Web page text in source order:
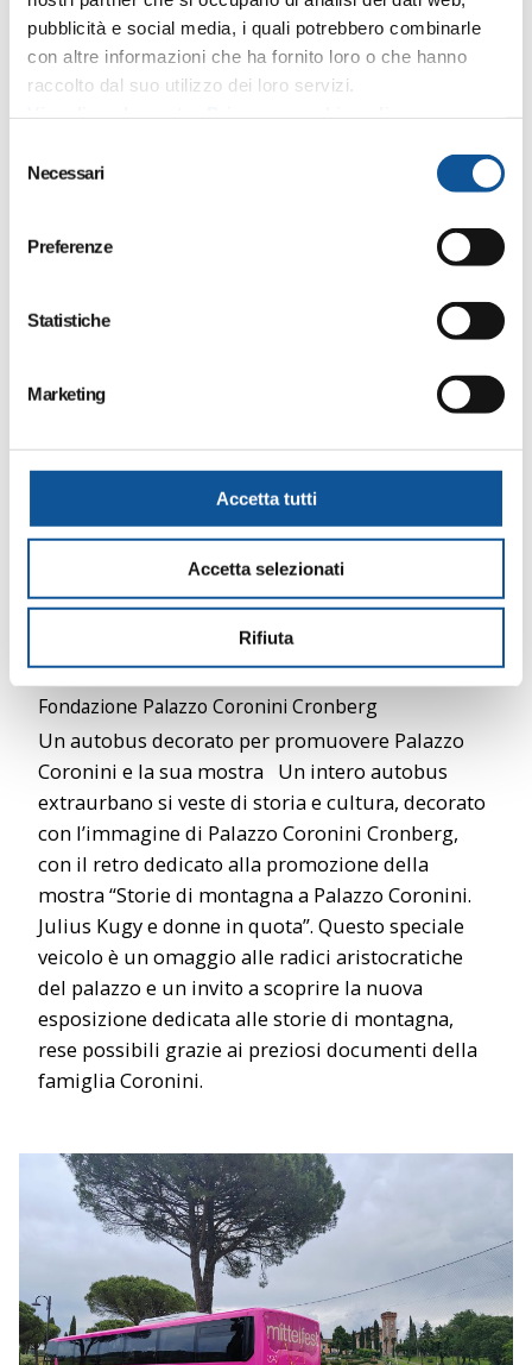
pubblicità e social media, i quali potrebbero combinarle
con altre informazioni che ha fornito loro o che hanno
raccolto dal suo utilizzo dei loro servizi.
o
Necessari
Preferenze
Statistiche
Marketing
Accetta tutti
Accetta selezionati
Rifiuta
Storie di montagna a Palazzo Coronini. Julius
Kugy e donne in quota
Fondazione Palazzo Coronini Cronberg
Un autobus decorato per promuovere Palazzo
Coronini e la sua mostra Un intero autobus
extraurbano si veste di storia e cultura, decorato
con l’immagine di Palazzo Coronini Cronberg,
con il retro dedicato alla promozione della
mostra “Storie di montagna a Palazzo Coronini.
Julius Kugy e donne in quota”. Questo speciale
veicolo è un omaggio alle radici aristocratiche
del palazzo e un invito a scoprire la nuova
esposizione dedicata alle storie di montagna,
rese possibili grazie ai preziosi documenti della
famiglia Coronini.